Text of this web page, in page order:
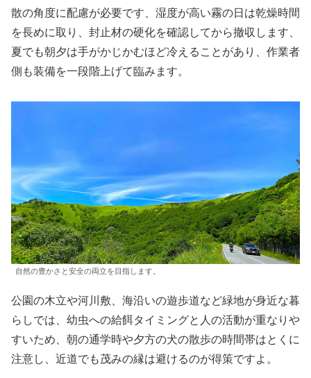
散の角度に配慮が必要です、湿度が高い霧の日は乾燥時間
を長めに取り、封止材の硬化を確認してから撤収します、
夏でも朝夕は手がかじかむほど冷えることがあり、作業者
側も装備を一段階上げて臨みます。
自然の豊かさと安全の両立を目指します。
公園の木立や河川敷、海沿いの遊歩道など緑地が身近な暮
らしでは、幼虫への給餌タイミングと人の活動が重なりや
すいため、朝の通学時や夕方の犬の散歩の時間帯はとくに
注意し、近道でも茂みの縁は避けるのが得策ですよ。